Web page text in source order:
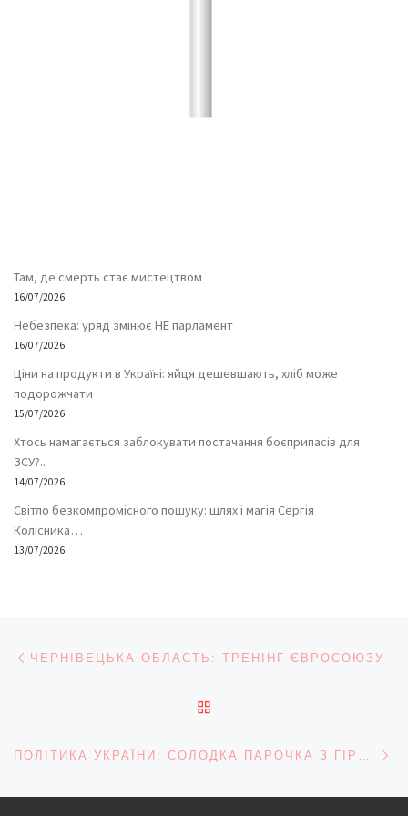
Там, де смерть стає мистецтвом
16/07/2026
Небезпека: уряд змінює НЕ парламент
16/07/2026
Ціни на продукти в Україні: яйця дешевшають, хліб може
подорожчати
15/07/2026
Хтось намагається заблокувати постачання боєприпасів для
ЗСУ?..
14/07/2026
Світло безкомпромісного пошуку: шлях і магія Сергія
Колісника…
13/07/2026
Навігація записів
ЧЕРНІВЕЦЬКА ОБЛАСТЬ: ТРЕНІНГ ЄВРОСОЮЗУ